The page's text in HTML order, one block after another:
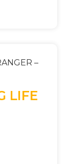
–
LIFE